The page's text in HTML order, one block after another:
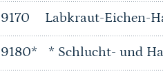
9170 Labkraut-Eichen-
9180* * Schlucht- und